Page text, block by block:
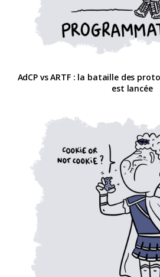
AdCP vs ARTF : la bataille des
est lancée